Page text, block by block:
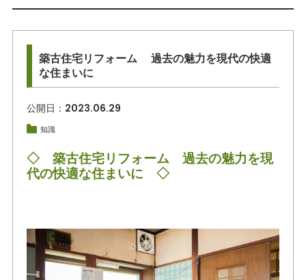
築古住宅リフォーム 過去の魅力を現代の快適
な住まいに
公開日： 2023.06.29
知識
◇ 築古住宅リフォーム 過去の魅力を現
代の快適な住まいに ◇